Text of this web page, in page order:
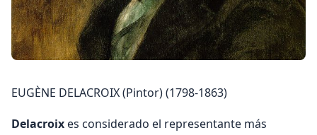
EUGÈNE DELACROIX (Pintor) (1798-1863)
Delacroix es considerado el representante más